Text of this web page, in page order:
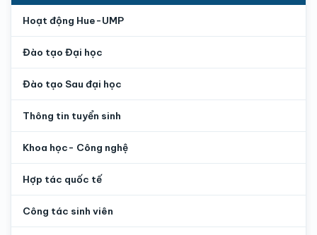
Hoạt động Hue-UMP
Đào tạo Đại học
Đào tạo Sau đại học
Thông tin tuyển sinh
Khoa học- Công nghệ
Hợp tác quốc tế
Công tác sinh viên